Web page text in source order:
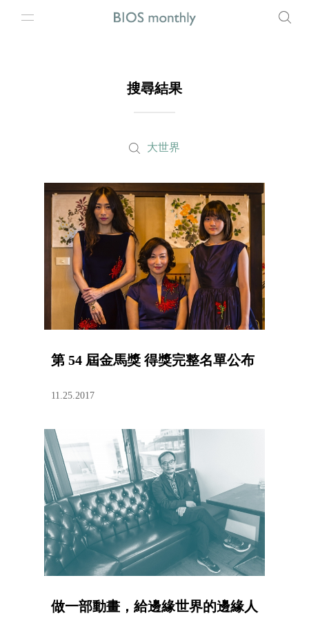
搜尋結果
大世界
第 54 屆金馬獎 得獎完整名單公布
11.25.2017
做一部動畫，給邊緣世界的邊緣人